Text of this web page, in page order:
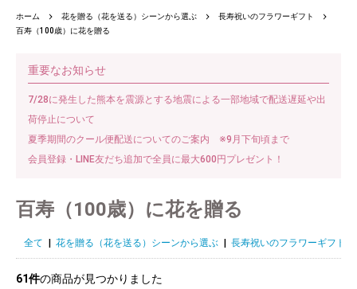
ホーム 花を贈る（花を送る）シーンから選ぶ
長寿祝いのフラワーギフト
百寿（100歳）に花を贈る
重要なお知らせ
7/28に発生した熊本を震源とする地震による一部地域で配送遅延や出
荷停止について
夏季期間のクール便配送についてのご案内 ※9月下旬頃まで
会員登録・LINE友だち追加で全員に最大600円プレゼント！
百寿（100歳）に花を贈る
全て 花を贈る（花を送る）シーンから選ぶ 長寿祝いのフラワーギフト
61件の商品が見つかりました